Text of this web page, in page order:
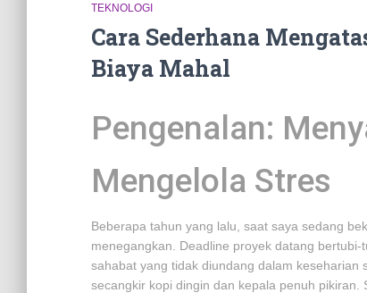
TEKNOLOGI
Cara Sederhana
Biaya Mahal
Pengenalan:
Mengelola Stres
Beberapa tahun yang lalu, saat saya sedang
menegangkan. Deadline proyek datang
sahabat yang tidak diundang dalam keseharian
secangkir kopi dingin dan kepala penuh